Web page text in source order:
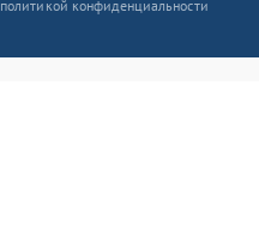
конфиденциальности